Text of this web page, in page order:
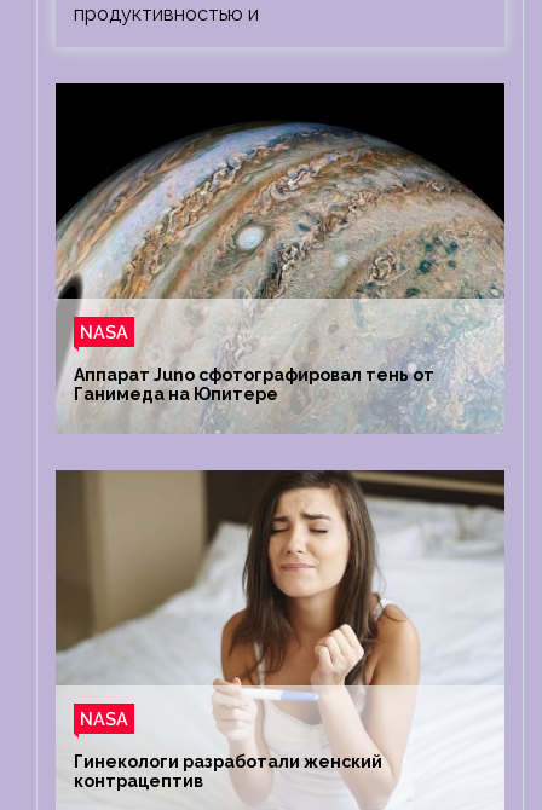
продуктивностью и
NASA
Аппарат Juno сфотографировал тень от
Ганимеда на Юпитере
NASA
Гинекологи разработали женский
контрацептив